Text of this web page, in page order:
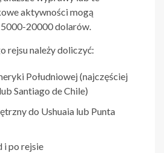
aktywności mogą
20000 dolarów.
rejsu należy doliczyć:
Południowej (najczęściej
Santiago de Chile)
do Ushuaia lub Punta
i po rejsie